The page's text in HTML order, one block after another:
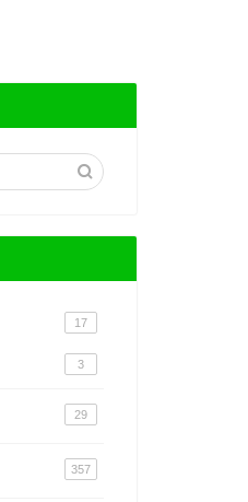
17
3
29
357